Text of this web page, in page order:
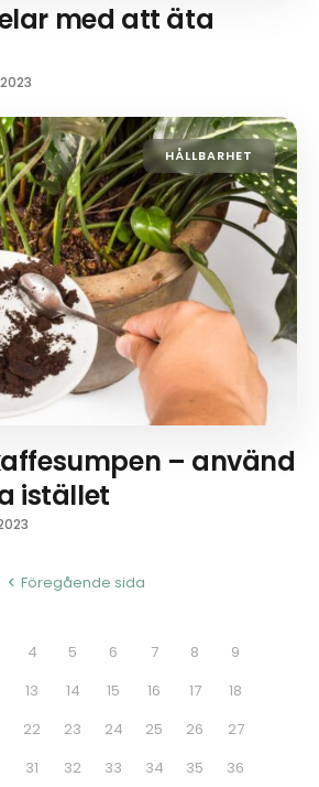
med att äta
HÅLLBARHET
– använd
istället
Föregående sida
4 5 6 7 8
9
13 14 15 16 17
18
22 23 24 25 26
27
31 32 33 34 35
36